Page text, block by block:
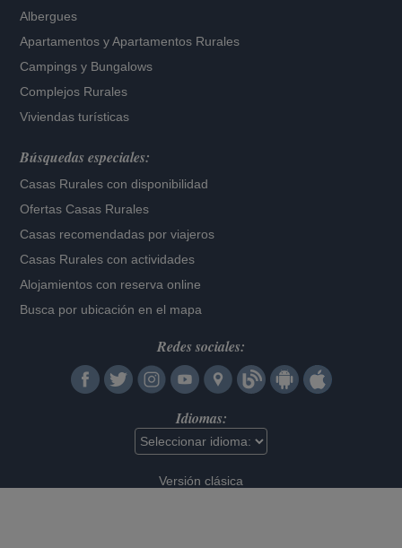
Albergues
Apartamentos yApartamentos Rurales
Campings y Bungalows
Complejos Rurales
Viviendas turísticas
Búsquedas especiales:
Casas Rurales con disponibilidad
Ofertas Casas Rurales
Casas recomendadas por viajeros
Casas Rurales con actividades
Alojamientos con reserva online
Busca por ubicación en el mapa
Redes sociales:
Idiomas:
Versión clásica